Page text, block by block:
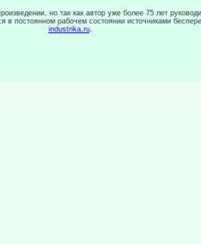
но так как автор уже более 75 лет
в постоянном рабочем состоянии источниками
industrika.ru.